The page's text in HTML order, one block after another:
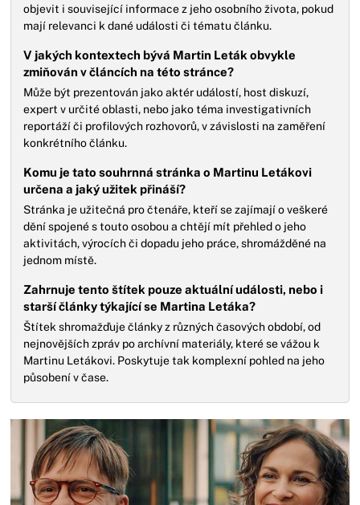
objevit i související informace z jeho osobního života, pokud
mají relevanci k dané události či tématu článku.
V jakých kontextech bývá Martin Leták obvykle
zmiňován v článcích na této stránce?
Může být prezentován jako aktér událostí, host diskuzí,
expert v určité oblasti, nebo jako téma investigativních
reportáží či profilových rozhovorů, v závislosti na zaměření
konkrétního článku.
Komu je tato souhrnná stránka o Martinu Letákovi
určena a jaký užitek přináší?
Stránka je užitečná pro čtenáře, kteří se zajímají o veškeré
dění spojené s touto osobou a chtějí mít přehled o jeho
aktivitách, výrocích či dopadu jeho práce, shromážděné na
jednom místě.
Zahrnuje tento štítek pouze aktuální události, nebo i
starší články týkající se Martina Letáka?
Štítek shromažďuje články z různých časových období, od
nejnovějších zpráv po archívní materiály, které se vážou k
Martinu Letákovi. Poskytuje tak komplexní pohled na jeho
působení v čase.